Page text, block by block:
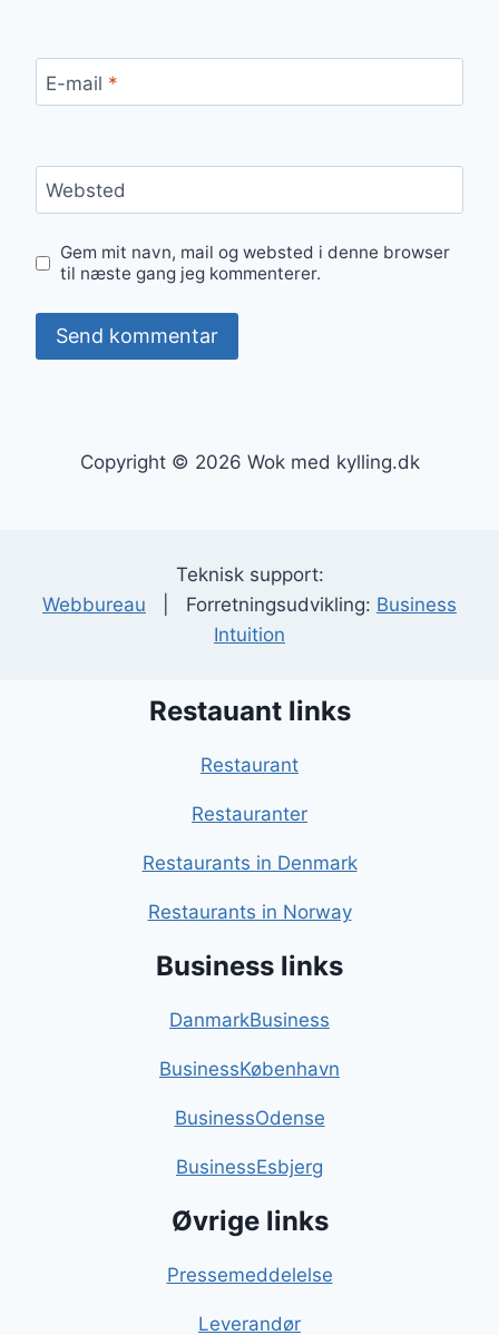
E-mail *
Websted
Gem mit navn, mail og websted i denne browser
til næste gang jeg kommenterer.
Copyright © 2026 Wok med kylling.dk
Teknisk support:
Webbureau | Forretningsudvikling: Business
Intuition
Restauant links
Restaurant
Restauranter
Restaurants in Denmark
Restaurants in Norway
Business links
DanmarkBusiness
BusinessKøbenhavn
BusinessOdense
BusinessEsbjerg
Øvrige links
Pressemeddelelse
Leverandør